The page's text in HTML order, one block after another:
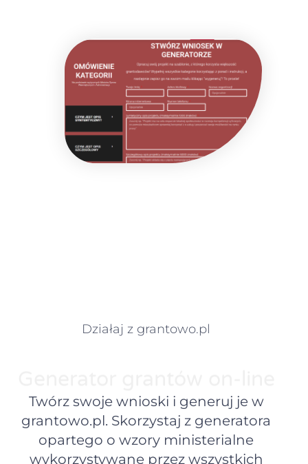
Działaj z grantowo.pl
Twórz swoje wnioski i generuj je w
grantowo.pl. Skorzystaj z generatora
opartego o wzory ministerialne
wykorzystywane przez wszystkich